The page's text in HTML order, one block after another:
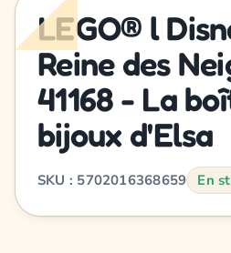
LEGO® l
Reine des
41168 - La
bijoux d'Elsa
SKU : 5702016368659 En